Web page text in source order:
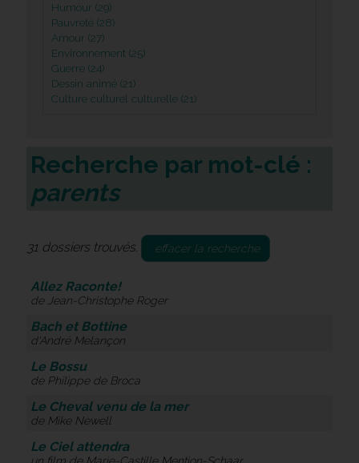
Humour (29)
Pauvreté (28)
Amour (27)
Environnement (25)
Guerre (24)
Dessin animé (21)
Culture culturel culturelle (21)
Recherche par mot-clé :
parents
31 dossiers trouvés. effacer la recherche
Allez Raconte!
de Jean-Christophe Roger
Bach et Bottine
d'André Melançon
Le Bossu
de Philippe de Broca
Le Cheval venu de la mer
de Mike Newell
Le Ciel attendra